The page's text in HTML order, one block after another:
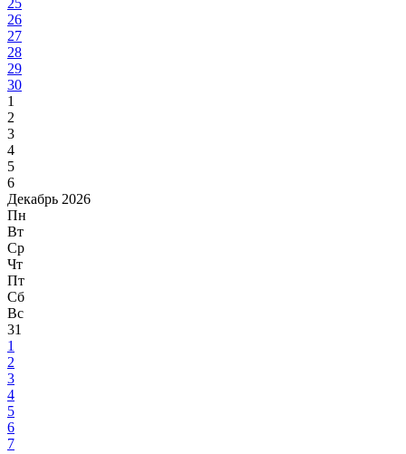
25
26
27
28
29
30
1
2
3
4
5
6
Декабрь 2026
Пн
Вт
Ср
Чт
Пт
Сб
Вс
31
1
2
3
4
5
6
7